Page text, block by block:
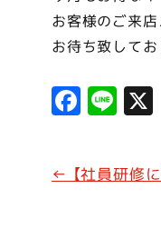
お客様のご来
お待ち致して
F
a
c
e
Li
n
e
← 【社員研修